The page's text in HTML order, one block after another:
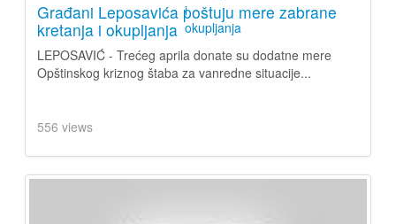
Građani Leposavića poštuju mere zabrane
kretanja i okupljanja
LEPOSAVIĆ - Trećeg aprila donate su dodatne mere
Opštinskog kriznog štaba za vanredne situacije...
556 views